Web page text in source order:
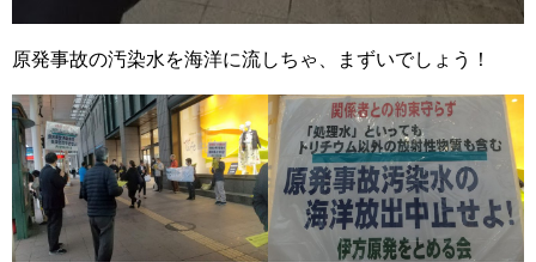
原発事故の汚染水を海洋に流しちゃ、まずいでしょう！